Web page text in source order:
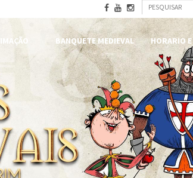
de
Pesquisar
BANQUETE MEDIEVAL HORARIO